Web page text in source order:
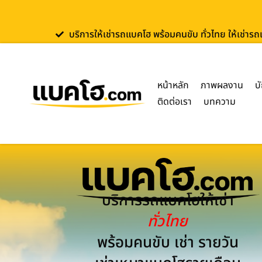
บริการให้เช่ารถแบคโฮ พร้อมคนขับ ทั่วไทย ให้เช่า
หน้าหลัก ภาพผลงาน
ติดต่อเรา
บทความ
บริการรถแบคโฮให้เช่า
ทั่วไทย
พร้อมคนขับ เช่า รายวัน